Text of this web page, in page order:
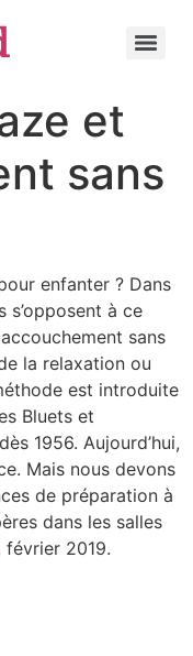
et
sans
enfanter ? Dans
s’opposent à ce
sans
la relaxation ou
est introduite
Bluets et
1956. Aujourd’hui,
Mais nous devons
de préparation à
dans les salles
février 2019.